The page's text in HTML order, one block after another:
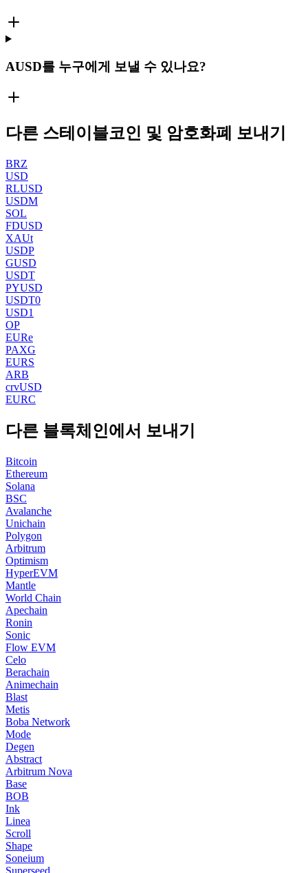
AUSD를 누구에게 보낼 수 있나요?
다른 스테이블코인 및 암호화폐 보내기
BRZ
USD
RLUSD
USDM
SOL
FDUSD
XAUt
USDP
GUSD
USDT
PYUSD
USDT0
USD1
OP
EURe
PAXG
EURS
ARB
crvUSD
EURC
다른 블록체인에서 보내기
Bitcoin
Ethereum
Solana
BSC
Avalanche
Unichain
Polygon
Arbitrum
Optimism
HyperEVM
Mantle
World Chain
Apechain
Ronin
Sonic
Flow EVM
Celo
Berachain
Animechain
Blast
Metis
Boba Network
Mode
Degen
Abstract
Arbitrum Nova
Base
BOB
Ink
Linea
Scroll
Shape
Soneium
Superseed